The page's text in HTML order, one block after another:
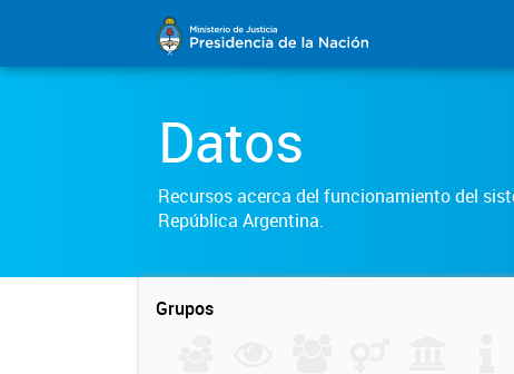
Datos
Recursos acerca del funcionamiento del
República Argentina.
Grupos